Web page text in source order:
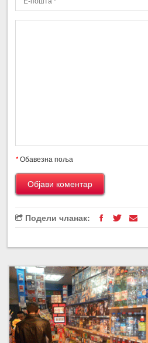
*Обавезна поља
Подели чланак: